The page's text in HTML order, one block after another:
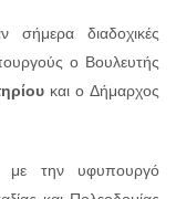
σήμερα διαδοχικές
ο Βουλευτής
και ο Δήμαρχος
με την υφυπουργό